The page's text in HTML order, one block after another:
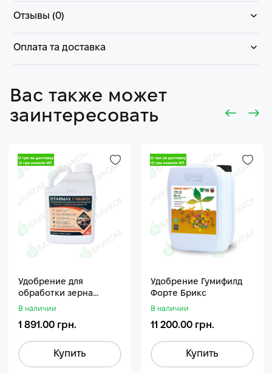
Отзывы (0)
Оплата та доставка
Вас также может
заинтересовать
Удобрение для
обработки зерна
Стармакс Гумифос
В наличии
1 891.00 грн.
Купить
Удобрение Гумифилд
Форте Брикс
В наличии
11 200.00 грн.
Купить